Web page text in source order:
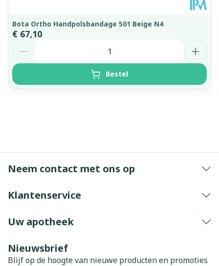
Bota Ortho Handpolsbandage 501 Beige N4
€ 67,10
Bestel
Neem contact met ons op
Klantenservice
Uw apotheek
Nieuwsbrief
Blijf op de hoogte van nieuwe producten en promoties